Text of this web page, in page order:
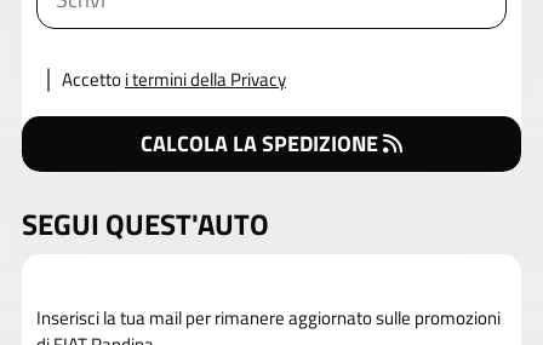
Accettoi termini della Privacy
CALCOLA LA SPEDIZIONE
SEGUI QUEST'AUTO
Inserisci la tua mail per rimanere aggiornato sulle promozioni